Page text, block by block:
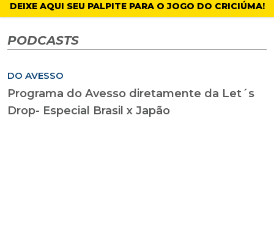
DEIXE AQUI SEU PALPITE PARA O JOGO DO CRICIÚMA!
PODCASTS
DO AVESSO
Programa do Avesso diretamente da Let´s
Drop- Especial Brasil x Japão